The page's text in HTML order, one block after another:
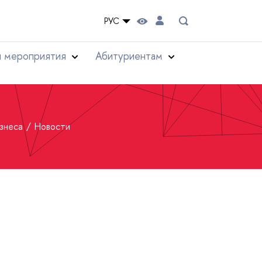
РУС
мероприятия Абитуриентам
Новости